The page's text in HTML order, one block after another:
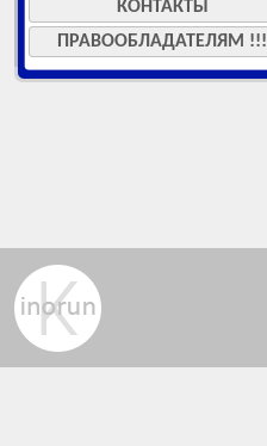
КОНТАКТЫ
ПРАВООБЛАДАТЕЛЯМ !!!